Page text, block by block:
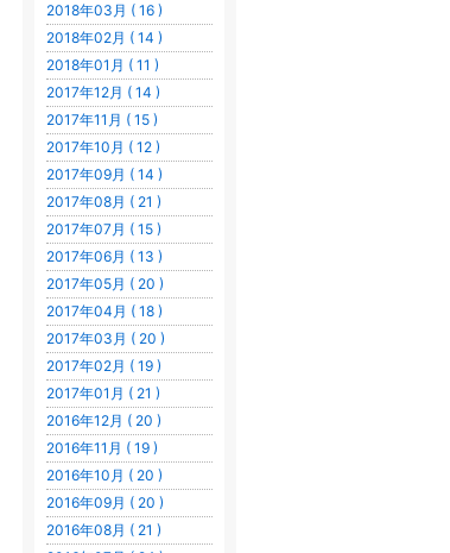
2018年03月 ( 16 )
2018年02月 ( 14 )
2018年01月 ( 11 )
2017年12月 ( 14 )
2017年11月 ( 15 )
2017年10月 ( 12 )
2017年09月 ( 14 )
2017年08月 ( 21 )
2017年07月 ( 15 )
2017年06月 ( 13 )
2017年05月 ( 20 )
2017年04月 ( 18 )
2017年03月 ( 20 )
2017年02月 ( 19 )
2017年01月 ( 21 )
2016年12月 ( 20 )
2016年11月 ( 19 )
2016年10月 ( 20 )
2016年09月 ( 20 )
2016年08月 ( 21 )